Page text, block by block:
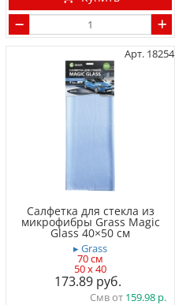
Арт. 18254
Салфетка для стекла из
микрофибры Grass Magic
Glass 40×50 см
▸ Grass
70 см
50 x 40
173.89
Смв от 159.98